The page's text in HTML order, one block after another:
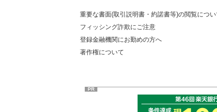
重要な書面(取引説明書・約諾書等)の閲覧につ
フィッシング詐欺にご注意
登録金融機関にお勤めの方へ
著作権について
PR